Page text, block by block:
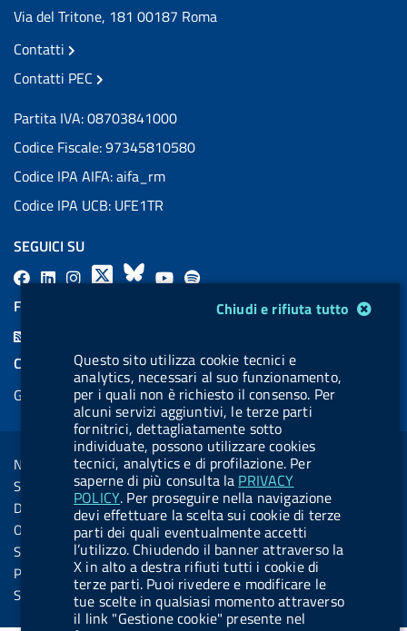
Chiudi e rifiuta tutto
Questo sito utilizza cookie tecnici e
analytics, necessari al suo funzionamento,
per i quali non è richiesto il consenso. Per
alcuni servizi aggiuntivi, le terze parti
fornitrici, dettagliatamente sotto
individuate, possono utilizzare cookies
tecnici, analytics e di profilazione. Per
saperne di più consulta la PRIVACY
POLICY. Per proseguire nella navigazione
devi effettuare la scelta sui cookie di terze
parti dei quali eventualmente accetti
l’utilizzo. Chiudendo il banner attraverso la
X in alto a destra rifiuti tutti i cookie di
terze parti. Puoi rivedere e modificare le
tue scelte in qualsiasi momento attraverso
il link "Gestione cookie" presente nel
Via del Tritone, 181 00187 Roma
Contatti
Contatti PEC
Partita IVA: 08703841000
Codice Fiscale: 97345810580
Codice IPA AIFA: aifa_rm
Codice IPA UCB: UFE1TR
SEGUICI SU
F
L
l
.
b
u
t
t
o
n
.
i
n
X
B
s
k
y
Y
u
b
e
l
l
.
b
u
t
t
o
n
.
s
p
FEED RSS
COOKIES
Gestione cookie
Sezione Link Utili
Note legali
Social Media Policy
Dichiarazione di accessibilità
Obiettivi di accessibilità
Statistiche sito
Privacy
Servizi Online